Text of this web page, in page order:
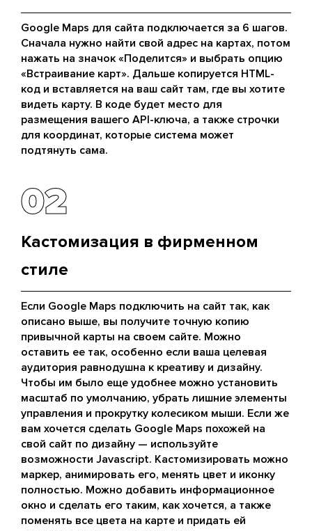
Google Maps для сайта подключается за 6 шагов.
Сначала нужно найти свой адрес на картах, потом
нажать на значок «Поделится» и выбрать опцию
«Встраивание карт». Дальше копируется HTML-
код и вставляется на ваш сайт там, где вы хотите
видеть карту. В коде будет место для
размещения вашего API-ключа, а также строчки
для координат, которые система может
подтянуть сама.
02
02
Кастомизация в фирменном
стиле
Если Google Maps подключить на сайт так, как
описано выше, вы получите точную копию
привычной карты на своем сайте. Можно
оставить ее так, особенно если ваша целевая
аудитория равнодушна к креативу и дизайну.
Чтобы им было еще удобнее можно установить
масштаб по умолчанию, убрать лишние элементы
управления и прокрутку колесиком мыши. Если же
вам хочется сделать Google Maps похожей на
свой сайт по дизайну — используйте
возможности Javascript. Кастомизировать можно
маркер, анимировать его, менять цвет и иконку
полностью. Можно добавить информационное
окно и сделать его таким, как хочется, а также
поменять все цвета на карте и придать ей